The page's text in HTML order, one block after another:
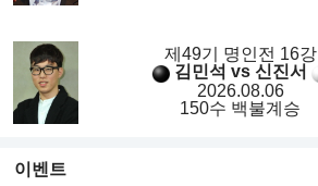
제49기 명인전 16강
김민석 vs 신진서
2026.08.06
150수 백불계승
이벤트